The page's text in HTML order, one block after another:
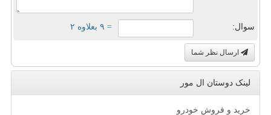
سوال: = ۹ بعلاوه ۲
ارسال نظر شما
لینک دوستان ال مور
خرید و فروش خودرو